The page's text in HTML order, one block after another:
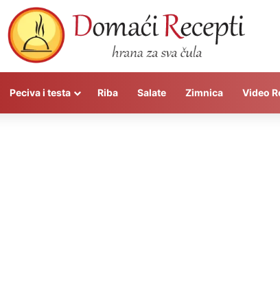
Peciva i testa Riba Salate Zimnica Video